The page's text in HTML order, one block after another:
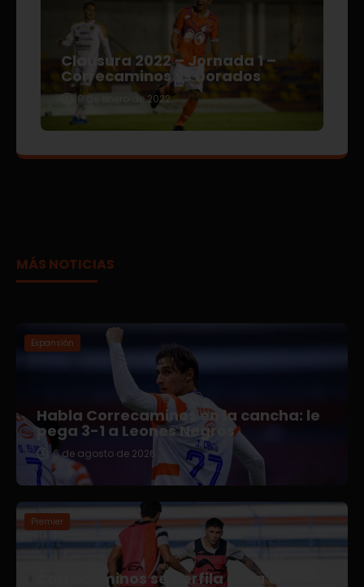
Clausura 2022 – Jornada 1 –
Correcaminos vs Dorados
9 de enero de 2022
MÁS NOTICIAS
Expansión
Habla Correcaminos en la cancha: le
pega 3-1 a Leones Negros
6 de agosto de 2026
Premier
Correcaminos se perfila para el